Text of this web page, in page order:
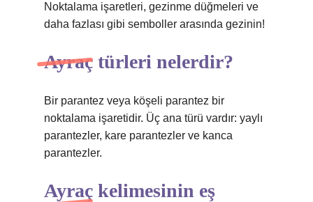
Noktalama işaretleri, gezinme düğmeleri ve
daha fazlası gibi semboller arasında gezinin!
Ayraç türleri nelerdir?
Bir parantez veya köşeli parantez bir
noktalama işaretidir. Üç ana türü vardır: yaylı
parantezler, kare parantezler ve kanca
parantezler.
Ayraç kelimesinin eş